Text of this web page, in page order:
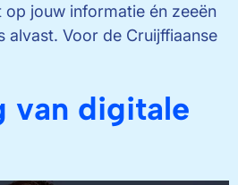
jouw informatie én zeeën
alvast. Voor de Cruijffiaanse
van digitale